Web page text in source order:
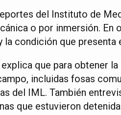
del Instituto de
o por inmersión. En
la condición que presenta
que para obtener
incluidas fosas
del IML. También
que estuvieron